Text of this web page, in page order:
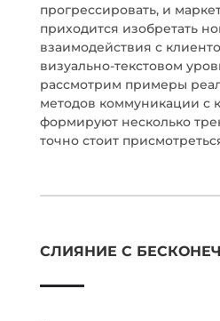
прогрессировать, и
приходится изобретать
взаимодействия с
визуально-текстовом
рассмотрим примеры
методов коммуникации с
формируют несколько
точно стоит
СЛИЯНИЕ С